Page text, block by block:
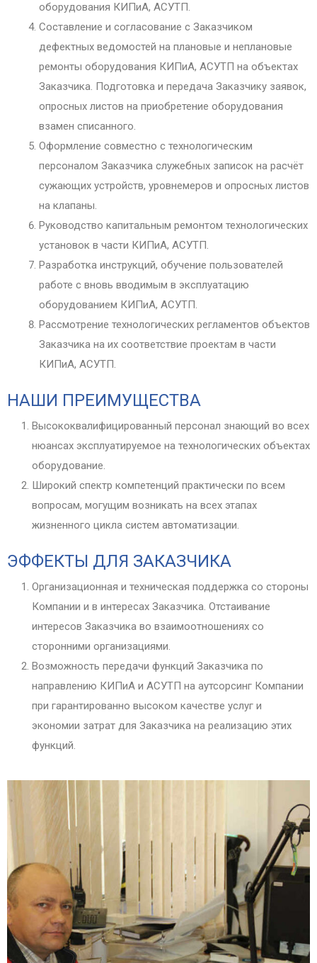
оборудования КИПиА, АСУТП.
Составление и согласование с Заказчиком
дефектных ведомостей на плановые и неплановые
ремонты оборудования КИПиА, АСУТП на объектах
Заказчика. Подготовка и передача Заказчику заявок,
опросных листов на приобретение оборудования
взамен списанного.
Оформление совместно с технологическим
персоналом Заказчика служебных записок на расчёт
сужающих устройств, уровнемеров и опросных листов
на клапаны.
Руководство капитальным ремонтом технологических
установок в части КИПиА, АСУТП.
Разработка инструкций, обучение пользователей
работе с вновь вводимым в эксплуатацию
оборудованием КИПиА, АСУТП.
Рассмотрение технологических регламентов объектов
Заказчика на их соответствие проектам в части
КИПиА, АСУТП.
НАШИ ПРЕИМУЩЕСТВА
Высококвалифицированный персонал знающий во всех
нюансах эксплуатируемое на технологических объектах
оборудование.
Широкий спектр компетенций практически по всем
вопросам, могущим возникать на всех этапах
жизненного цикла систем автоматизации.
ЭФФЕКТЫ ДЛЯ ЗАКАЗЧИКА
Организационная и техническая поддержка со стороны
Компании и в интересах Заказчика. Отстаивание
интересов Заказчика во взаимоотношениях со
сторонними организациями.
Возможность передачи функций Заказчика по
направлению КИПиА и АСУТП на аутсорсинг Компании
при гарантированно высоком качестве услуг и
экономии затрат для Заказчика на реализацию этих
функций.